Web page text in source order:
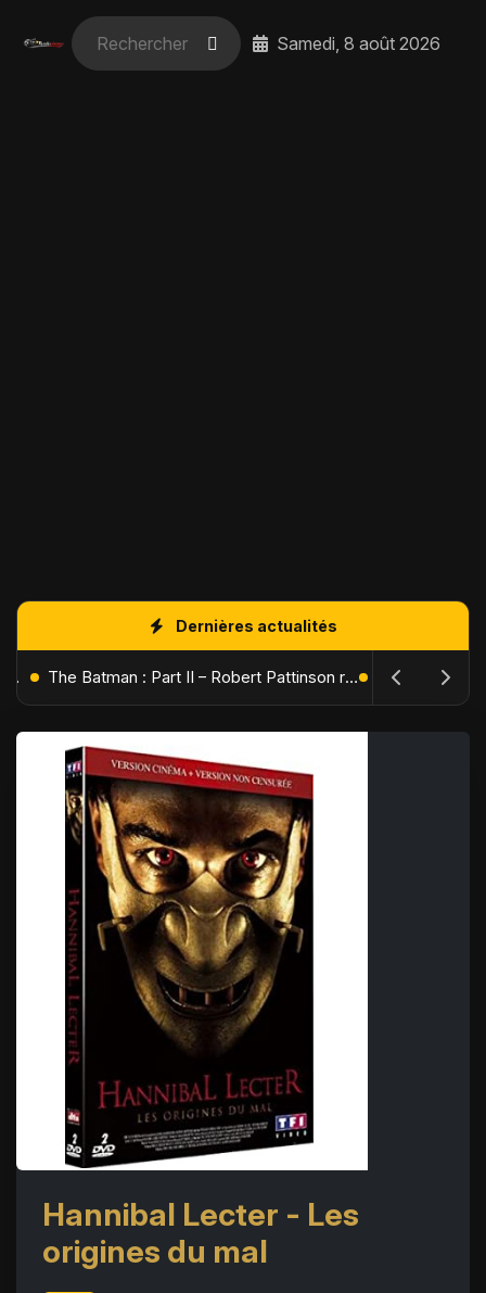
Samedi, 8 août 2026
Dernières actualités
L'Âge de Glace : Le Réveil du Volcan – Manny, Sid et Diego de retour pour une aventure explosive The Batman : Part II – Robert Pattinson replonge dans les ténèbres de Gotham dès octobre 2027
Hannibal Lecter - Les
origines du mal